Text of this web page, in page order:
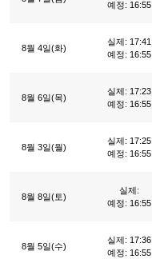
예정: 16:55
8월 4일(화)
실제: 17:41
예정: 16:55
8월 6일(목)
실제: 17:23
예정: 16:55
8월 3일(월)
실제: 17:25
예정: 16:55
8월 8일(토)
실제:
예정: 16:55
8월 5일(수)
실제: 17:36
예정: 16:55